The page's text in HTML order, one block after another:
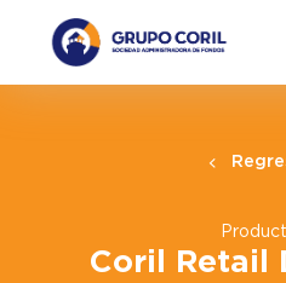
Coril Retail